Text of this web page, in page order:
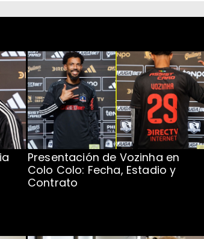
Presentación de Vozinha en
Colo Colo: Fecha, Estadio y
Contrato